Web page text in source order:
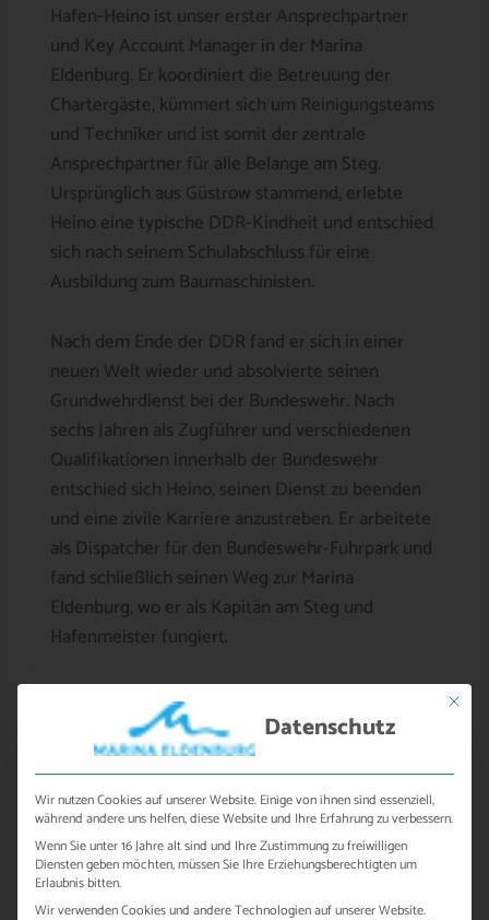
Hafen-Heino ist unser erster Ansprechpartner
und Key Account Manager in der Marina
Eldenburg. Er koordiniert die Betreuung der
Chartergäste, kümmert sich um Reinigungsteams
und Techniker und ist somit der zentrale
Ansprechpartner für alle Belange am Steg.
Ursprünglich aus Güstrow stammend, erlebte
Heino eine typische DDR-Kindheit und entschied
sich nach seinem Schulabschluss für eine
Ausbildung zum Baumaschinisten.
Nach dem Ende der DDR fand er sich in einer
neuen Welt wieder und absolvierte seinen
Grundwehrdienst bei der Bundeswehr. Nach
sechs Jahren als Zugführer und verschiedenen
Qualifikationen innerhalb der Bundeswehr
entschied sich Heino, seinen Dienst zu beenden
und eine zivile Karriere anzustreben. Er arbeitete
als Dispatcher für den Bundeswehr-Fuhrpark und
fand schließlich seinen Weg zur Marina
Eldenburg, wo er als Kapitän am Steg und
Hafenmeister fungiert.
Mit
Datenschutz
Wir nutzen Cookies auf unserer Website. Einige von ihnen sind essenziell,
während andere uns helfen, diese Website und Ihre Erfahrung zu verbessern.
Wenn Sie unter 16 Jahre alt sind und Ihre Zustimmung zu freiwilligen
Diensten geben möchten, müssen Sie Ihre Erziehungsberechtigten um
Erlaubnis bitten.
Wir verwenden Cookies und andere Technologien auf unserer Website.